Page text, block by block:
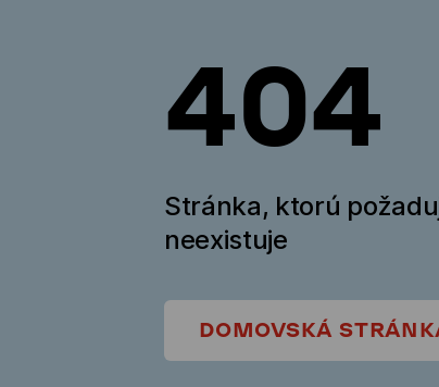
404
Stránka, ktorú
neexistuje
DOMOVSKÁ